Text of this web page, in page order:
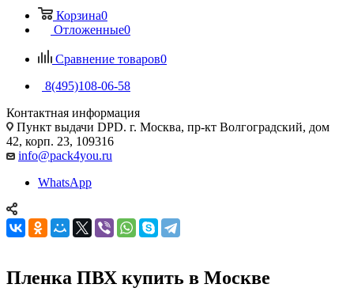
Корзина0
Отложенные0
Сравнение товаров0
8(495)108-06-58
Контактная информация
Пункт выдачи DPD. г. Москва, пр-кт Волгоградский, дом
42, корп. 23, 109316
info@pack4you.ru
WhatsApp
Пленка ПВХ купить в Москве